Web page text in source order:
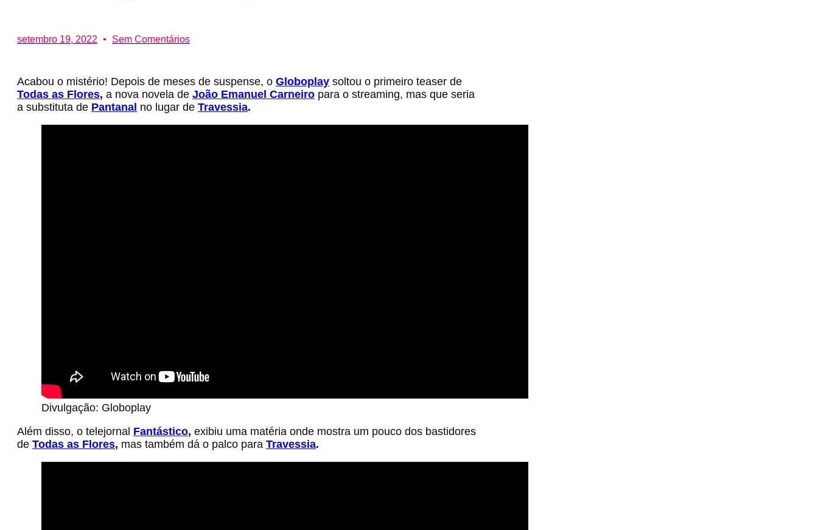
setembro 19, 2022 Sem Comentários
Acabou o mistério! Depois de meses de suspense, o Globoplay soltou o primeiro teaser de
Todas as Flores, a nova novela de João Emanuel Carneiro para o streaming, mas que seria
a substituta de Pantanal no lugar de Travessia.
Divulgação: Globoplay
Além disso, o telejornal Fantástico, exibiu uma matéria onde mostra um pouco dos bastidores
de Todas as Flores, mas também dá o palco para Travessia.